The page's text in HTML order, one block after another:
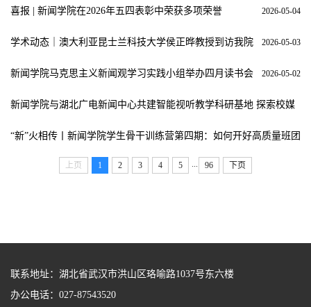
喜报 | 新闻学院在2026年五四表彰中荣获多项荣誉 2026-05-04
学术动态｜澳大利亚昆士兰科技大学侯正晔教授到访我院 2026-05-03
新闻学院马克思主义新闻观学习实践小组举办四月读书会 2026-05-02
新闻学院与湖北广电新闻中心共建智能视听教学科研基地 探索校媒
“新”火相传丨新闻学院学生骨干训练营第四期：如何开好高质量班团
上页
1 2 3 4 5 ... 96 下页
联系地址：湖北省武汉市洪山区珞喻路1037号东六楼
办公电话：027-87543520